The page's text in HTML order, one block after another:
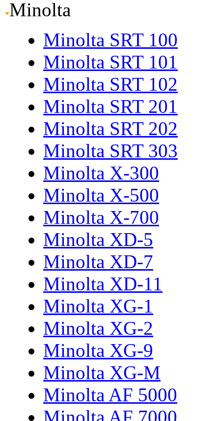
Minolta
Minolta SRT 100
Minolta SRT 101
Minolta SRT 102
Minolta SRT 201
Minolta SRT 202
Minolta SRT 303
Minolta X-300
Minolta X-500
Minolta X-700
Minolta XD-5
Minolta XD-7
Minolta XD-11
Minolta XG-1
Minolta XG-2
Minolta XG-9
Minolta XG-M
Minolta AF 5000
Minolta AF 7000